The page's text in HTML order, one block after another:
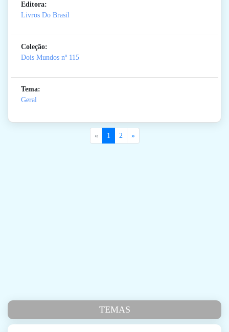
Editora:
Livros Do Brasil
Coleção:
Dois Mundos nº 115
Tema:
Geral
« 1 2 »
TEMAS